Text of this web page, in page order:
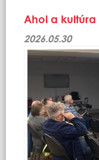
Ahol a kultúra
2026.05.30